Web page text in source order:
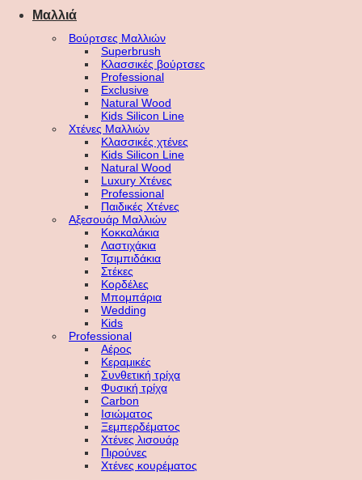
Μαλλιά
Βούρτσες Μαλλιών
Superbrush
Κλασσικές βούρτσες
Professional
Exclusive
Natural Wood
Kids Silicon Line
Χτένες Μαλλιών
Κλασσικές χτένες
Kids Silicon Line
Natural Wood
Luxury Χτένες
Professional
Παιδικές Χτένες
Αξεσουάρ Μαλλιών
Κοκκαλάκια
Λαστιχάκια
Τσιμπιδάκια
Στέκες
Κορδέλες
Μπομπάρια
Wedding
Kids
Professional
Αέρος
Κεραμικές
Συνθετική τρίχα
Φυσική τρίχα
Carbon
Ισιώματος
Ξεμπερδέματος
Χτένες λισουάρ
Πιρούνες
Χτένες κουρέματος